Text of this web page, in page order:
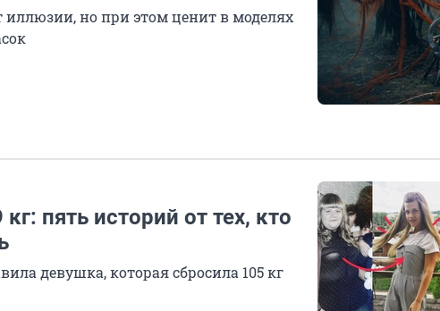
иллюзии, но при этом ценит в моделях
пять историй от тех, кто
девушка, которая сбросила 105 кг